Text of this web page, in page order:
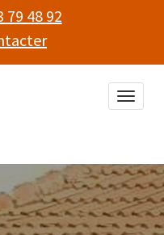
79 48 92
Toggle